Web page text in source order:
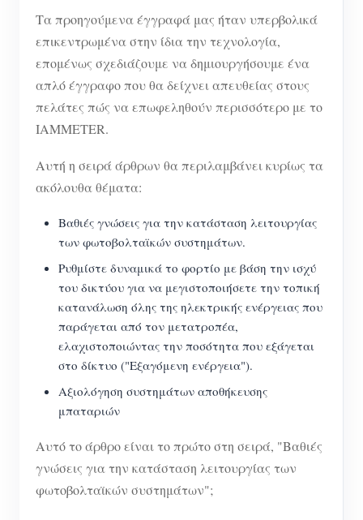
Τα προηγούμενα έγγραφά μας ήταν υπερβολικά
επικεντρωμένα στην ίδια την τεχνολογία,
επομένως σχεδιάζουμε να δημιουργήσουμε ένα
απλό έγγραφο που θα δείχνει απευθείας στους
πελάτες πώς να επωφεληθούν περισσότερο με το
IAMMETER.
Αυτή η σειρά άρθρων θα περιλαμβάνει κυρίως τα
ακόλουθα θέματα:
Βαθιές γνώσεις για την κατάσταση λειτουργίας
των φωτοβολταϊκών συστημάτων.
Ρυθμίστε δυναμικά το φορτίο με βάση την ισχύ
του δικτύου για να μεγιστοποιήσετε την τοπική
κατανάλωση όλης της ηλεκτρικής ενέργειας που
παράγεται από τον μετατροπέα,
ελαχιστοποιώντας την ποσότητα που εξάγεται
στο δίκτυο ("Εξαγόμενη ενέργεια").
Αξιολόγηση συστημάτων αποθήκευσης
μπαταριών
Αυτό το άρθρο είναι το πρώτο στη σειρά, "Βαθιές
γνώσεις για την κατάσταση λειτουργίας των
φωτοβολταϊκών συστημάτων";